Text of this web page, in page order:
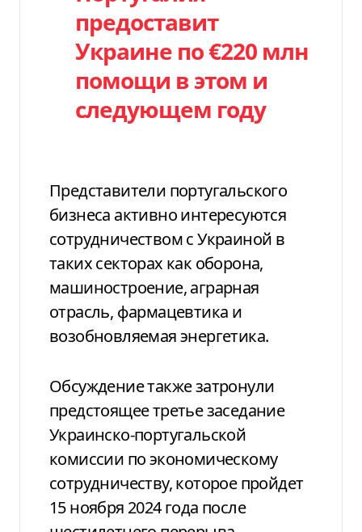
предоставит
Украине по €220 млн
помощи в этом и
следующем году
Представители португальского
бизнеса активно интересуются
сотрудничеством с Украиной в
таких секторах как оборона,
машиностроение, аграрная
отрасль, фармацевтика и
возобновляемая энергетика.
Обсуждение также затронули
предстоящее третье заседание
Украинско-португальской
комиссии по экономическому
сотрудничеству, которое пройдет
15 ноября 2024 года после